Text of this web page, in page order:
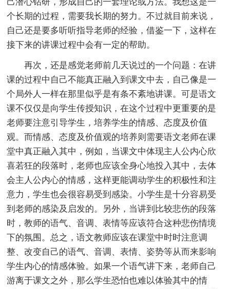
个长期的过程，需要我长期的努力。不过就目前来说，
自己还是要多听听指导老师的经验，借鉴一下，这样在
接下来的讲课过程中会有一定的帮助。
再次，还是感觉老师前几天说过的一个问题：在讲
课的过程中自己不能真正融入到课文中去，自己像是一
个局外人一样在那里似乎是有条不紊地讲课。可是语文
课不仅仅是向学生传授知识，在这个过程中更重要的是
老师要注意引导学生，培养学生的情感、态度及价值
观。而情感、态度及价值观的培养则需要语文老师在课
堂中真正融入其中，例如，当课文中体现主人公内心欣
喜若狂的段落时，老师也应该全身心地投入其中，去体
会主人公内心的情感，这样更能调动学生的积极性和注
意力，学生也会很容易受到感染。小学生是十分容易受
到老师的感染及启发的。另外，当讲到比较悲伤的段落
时，教师的语气、音调、表情等应该符合这种悲伤情境
下的氛围。总之，语文教师应该在课堂中时时注意调
整、改变自己的语气、音调、表情、姿势等从而来影响
学生内心的情感体验。如果一个语气讲下来，老师自己
游离于课文之外，那么学生恐怕也难以体验其中的情